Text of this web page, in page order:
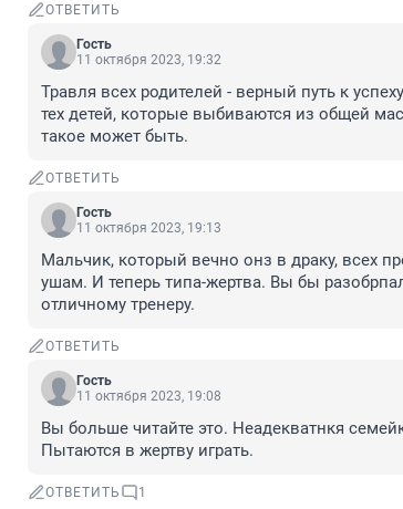
ОТВЕТИТЬ
Гость
11 октября 2023, 19:32
Травля всех родителей - верный путь к
тех детей, которые выбиваются из общей
такое может быть.
ОТВЕТИТЬ
Гость
11 октября 2023, 19:13
Мальчик, который вечно онз в драку, всех
ушам. И теперь типа-жертва. Вы бы
отличному тренеру.
ОТВЕТИТЬ
Гость
11 октября 2023, 19:08
Вы больше читайте это. Неадекватнкя
Пытаются в жертву играть.
ОТВЕТИТЬ 1